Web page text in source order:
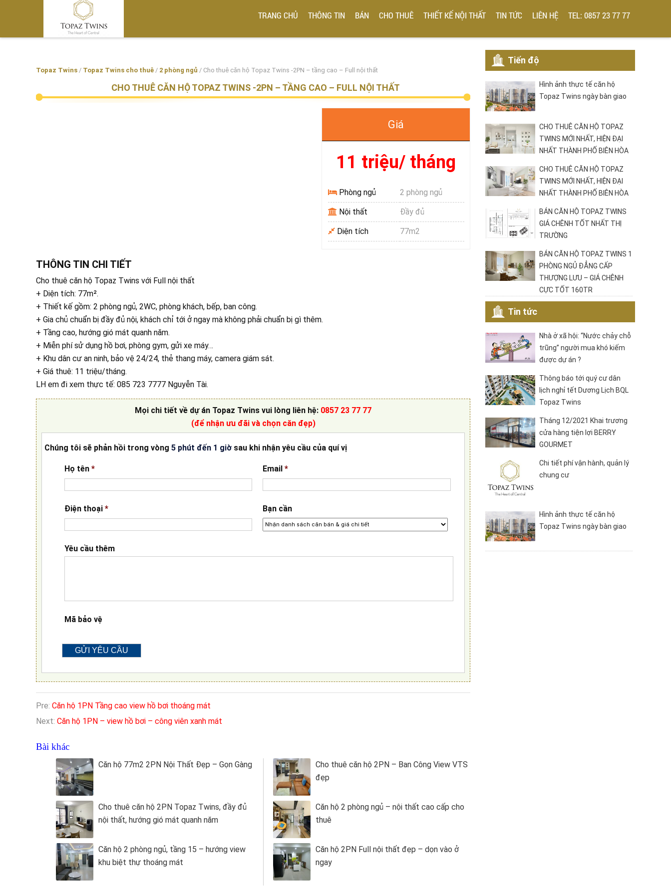
TRANG CHỦ THÔNG TIN BÁN CHO THUÊ THIẾT KẾ NỘI THẤT TIN TỨC LIÊN HỆ TEL: 0857 23 77 77
Topaz Twins / Topaz Twins cho thuê / 2 phòng ngủ / Cho thuê căn hộ Topaz Twins -2PN – tầng cao – Full nội thất
CHO THUÊ CĂN HỘ TOPAZ TWINS -2PN – TẦNG CAO – FULL NỘI THẤT
Giá
11 triệu/ tháng
Phòng ngủ 2 phòng ngủ
Nội thất Đầy đủ
Diện tích 77m2
THÔNG TIN CHI TIẾT
Cho thuê căn hộ Topaz Twins với Full nội thất
+ Diện tích: 77m².
+ Thiết kế gồm: 2 phòng ngủ, 2WC, phòng khách, bếp, ban công.
+ Gia chủ chuẩn bị đầy đủ nội, khách chỉ tới ở ngay mà không phải chuẩn bị gì thêm.
+ Tầng cao, hướng gió mát quanh năm.
+ Miễn phí sử dụng hồ bơi, phòng gym, gửi xe máy…
+ Khu dân cư an ninh, bảo vệ 24/24, thẻ thang máy, camera giám sát.
+ Giá thuê: 11 triệu/tháng.
LH em đi xem thực tế: 085 723 7777 Nguyễn Tài.
Mọi chi tiết về dự án Topaz Twins vui lòng liên hệ: 0857 23 77 77
(để nhận ưu đãi và chọn căn đẹp)
Chúng tôi sẽ phản hồi trong vòng 5 phút đến 1 giờ sau khi nhận yêu cầu của quí vị
Họ tên * Email *
Điện thoại * Bạn cần
Yêu cầu thêm
Mã bảo vệ
Pre: Căn hộ 1PN Tầng cao view hồ bơi thoáng mát
Next: Căn hộ 1PN – view hồ bơi – công viên xanh mát
Bài khác
Căn hộ 77m2 2PN Nội Thất Đẹp – Gọn Gàng
Cho thuê căn hộ 2PN Topaz Twins, đầy đủ
nội thất, hướng gió mát quanh năm
Căn hộ 2 phòng ngủ, tầng 15 – hướng view
khu biệt thự thoáng mát
Cho thuê căn hộ 2PN – Ban Công View VTS
đẹp
Căn hộ 2 phòng ngủ – nội thất cao cấp cho
thuê
Căn hộ 2PN Full nội thất đẹp – dọn vào ở
ngay
Tiến độ
Hình ảnh thực tế căn hộ
Topaz Twins ngày bàn giao
CHO THUÊ CĂN HỘ TOPAZ
TWINS MỚI NHẤT, HIỆN ĐẠI
NHẤT THÀNH PHỐ BIÊN HÒA
CHO THUÊ CĂN HỘ TOPAZ
TWINS MỚI NHẤT, HIỆN ĐẠI
NHẤT THÀNH PHỐ BIÊN HÒA
BÁN CĂN HỘ TOPAZ TWINS
GIÁ CHÊNH TỐT NHẤT THỊ
TRƯỜNG
BÁN CĂN HỘ TOPAZ TWINS 1
PHÒNG NGỦ ĐẲNG CẤP
THƯỢNG LƯU – GIÁ CHÊNH
CỰC TỐT 160TR
Tin tức
Nhà ở xã hội: “Nước chảy chỗ
trũng” người mua khó kiếm
được dự án ?
Thông báo tới quý cư dân
lịch nghỉ tết Dương Lịch BQL
Topaz Twins
Tháng 12/2021 Khai trương
cửa hàng tiện lợi BERRY
GOURMET
Chi tiết phí vận hành, quản lý
chung cư
Hình ảnh thực tế căn hộ
Topaz Twins ngày bàn giao